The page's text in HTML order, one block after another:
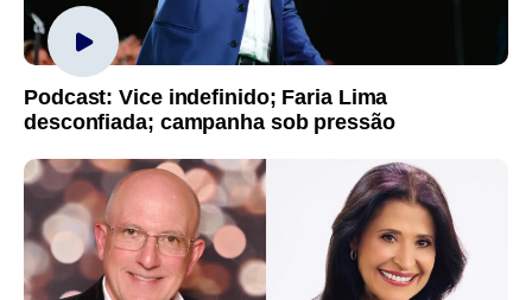
Podcast: Vice indefinido; Faria Lima
desconfiada; campanha sob pressão